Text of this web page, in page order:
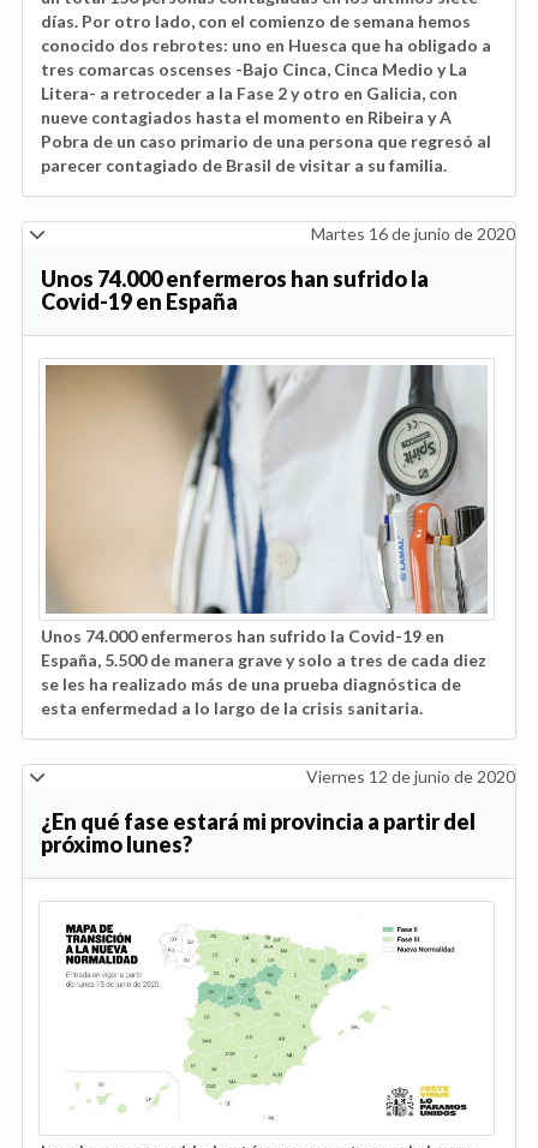
días. Por otro lado, con el comienzo de semana hemos
conocido dos rebrotes: uno en Huesca que ha obligado a
tres comarcas oscenses -Bajo Cinca, Cinca Medio y La
Litera- a retroceder a la Fase 2 y otro en Galicia, con
nueve contagiados hasta el momento en Ribeira y A
Pobra de un caso primario de una persona que regresó al
parecer contagiado de Brasil de visitar a su familia.
Martes 16 de junio de 2020
Unos 74.000 enfermeros han sufrido la
Covid-19 en España
Unos 74.000 enfermeros han sufrido la Covid-19 en
España, 5.500 de manera grave y solo a tres de cada diez
se les ha realizado más de una prueba diagnóstica de
esta enfermedad a lo largo de la crisis sanitaria.
Viernes 12 de junio de 2020
¿En qué fase estará mi provincia a partir del
próximo lunes?